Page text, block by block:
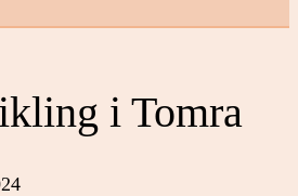
i Tomra